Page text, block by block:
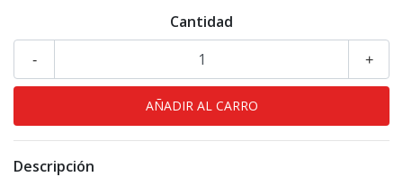
Cantidad
+
-
Descripción